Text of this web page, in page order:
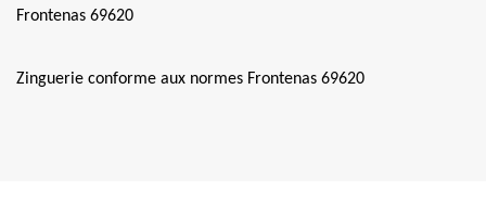
Frontenas 69620
Zinguerie conforme aux normes Frontenas 69620